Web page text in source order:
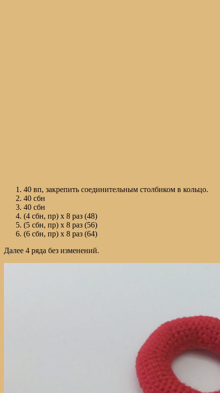
40 вп, закрепить соединительным столбиком в кольцо.
40 сбн
40 сбн
(4 сбн, пр) х 8 раз (48)
(5 сбн, пр) х 8 раз (56)
(6 сбн, пр) х 8 раз (64)
Далее 4 ряда без изменений.